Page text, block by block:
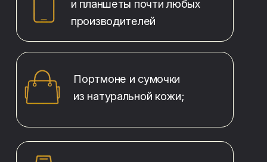
Все изделия создаются на собственном
производстве в Москве с использованием
профессионального оборудования
Мы имеем собственные фермерские
мощности по изготовлению выделки из кожи: 1